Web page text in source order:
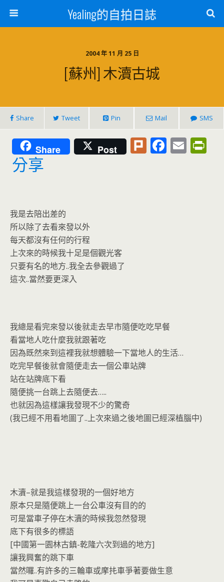
Yealing的自拍日誌
2004 年 11 月 25 日
[蘇州] 木瀆古城
Share Tweet Pin Mail SMS
Share Post Pl F E
分享
我是去陪出差的
所以除了去看來發以外
每天都沒有任何的行程
上次來的時候我十足是個觀光客
只要有名的地方..我全去參觀過了
這次..當然要更深入
我總是看完來發以後就走去早市隨便吃吃早餐
看當地人吃什麼我就跟著吃
因為既然來到這裡我就想體驗一下當地人的生活…
吃完早餐後就會隨便走去一個公車站牌
站在站牌底下看
隨便挑一台跳上去隨便去…..
也就因為這樣讓我發現不少的驚奇
(我已經不用看地圖了..上次來過之後地圖已經深植腦中)
木瀆–就是我這樣發現的一個好地方
原本只是隨便跳上一台公車沒有目的的
可是當車子停在木瀆的時候我忽然發現
底下有很多的標語
[中國第一園林古鎮-乾隆六次到過的地方]
讓我興奮的跳下車
當然囉..有許多的三輪車或摩扥車爭著要做生意